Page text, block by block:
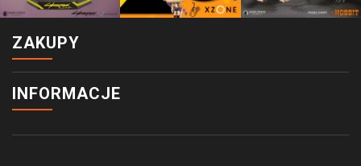
ZAKUPY
INFORMACJE